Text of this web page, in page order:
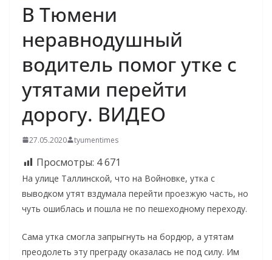
В Тюмени
неравнодушный
водитель помог утке с
утятами перейти
дорогу. ВИДЕО
27.05.2020 tyumentimes
Просмотры: 4 671
На улице Таллинской, что на Войновке, утка с
выводком утят вздумала перейти проезжую часть, но
чуть ошиблась и пошла не по пешеходному переходу.
Сама утка смогла запрыгнуть на бордюр, а утятам
преодолеть эту преграду оказалась не под силу. Им